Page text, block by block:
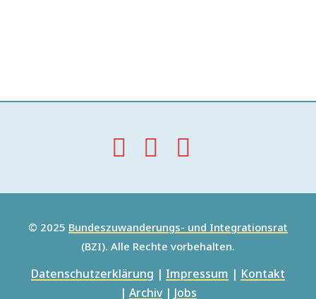
© 2025 Bundeszuwanderungs- und Integrationsrat
(BZI). Alle Rechte vorbehalten.
Datenschutzerklärung | Impressum | Kontakt
| Archiv| Jobs